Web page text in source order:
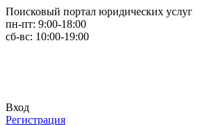
Поисковый портал юридических услуг
пн-пт: 9:00-18:00
сб-вс: 10:00-19:00
Вход
Регистрация